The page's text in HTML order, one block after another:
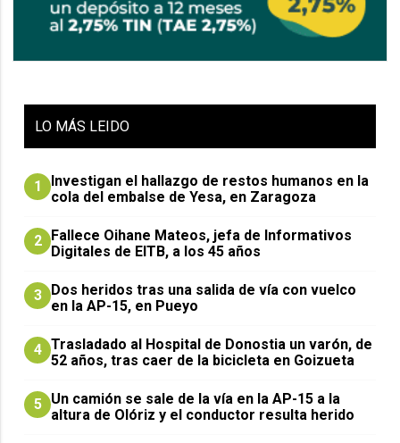
LO MÁS LEIDO
1
Investigan el hallazgo de restos humanos en la
cola del embalse de Yesa, en Zaragoza
2 Fallece Oihane Mateos, jefa de Informativos
Digitales de EITB, a los 45 años
3 Dos heridos tras una salida de vía con vuelco
en la AP-15, en Pueyo
4 Trasladado al Hospital de Donostia un varón, de
52 años, tras caer de la bicicleta en Goizueta
5 Un camión se sale de la vía en la AP-15 a la
altura de Olóriz y el conductor resulta herido